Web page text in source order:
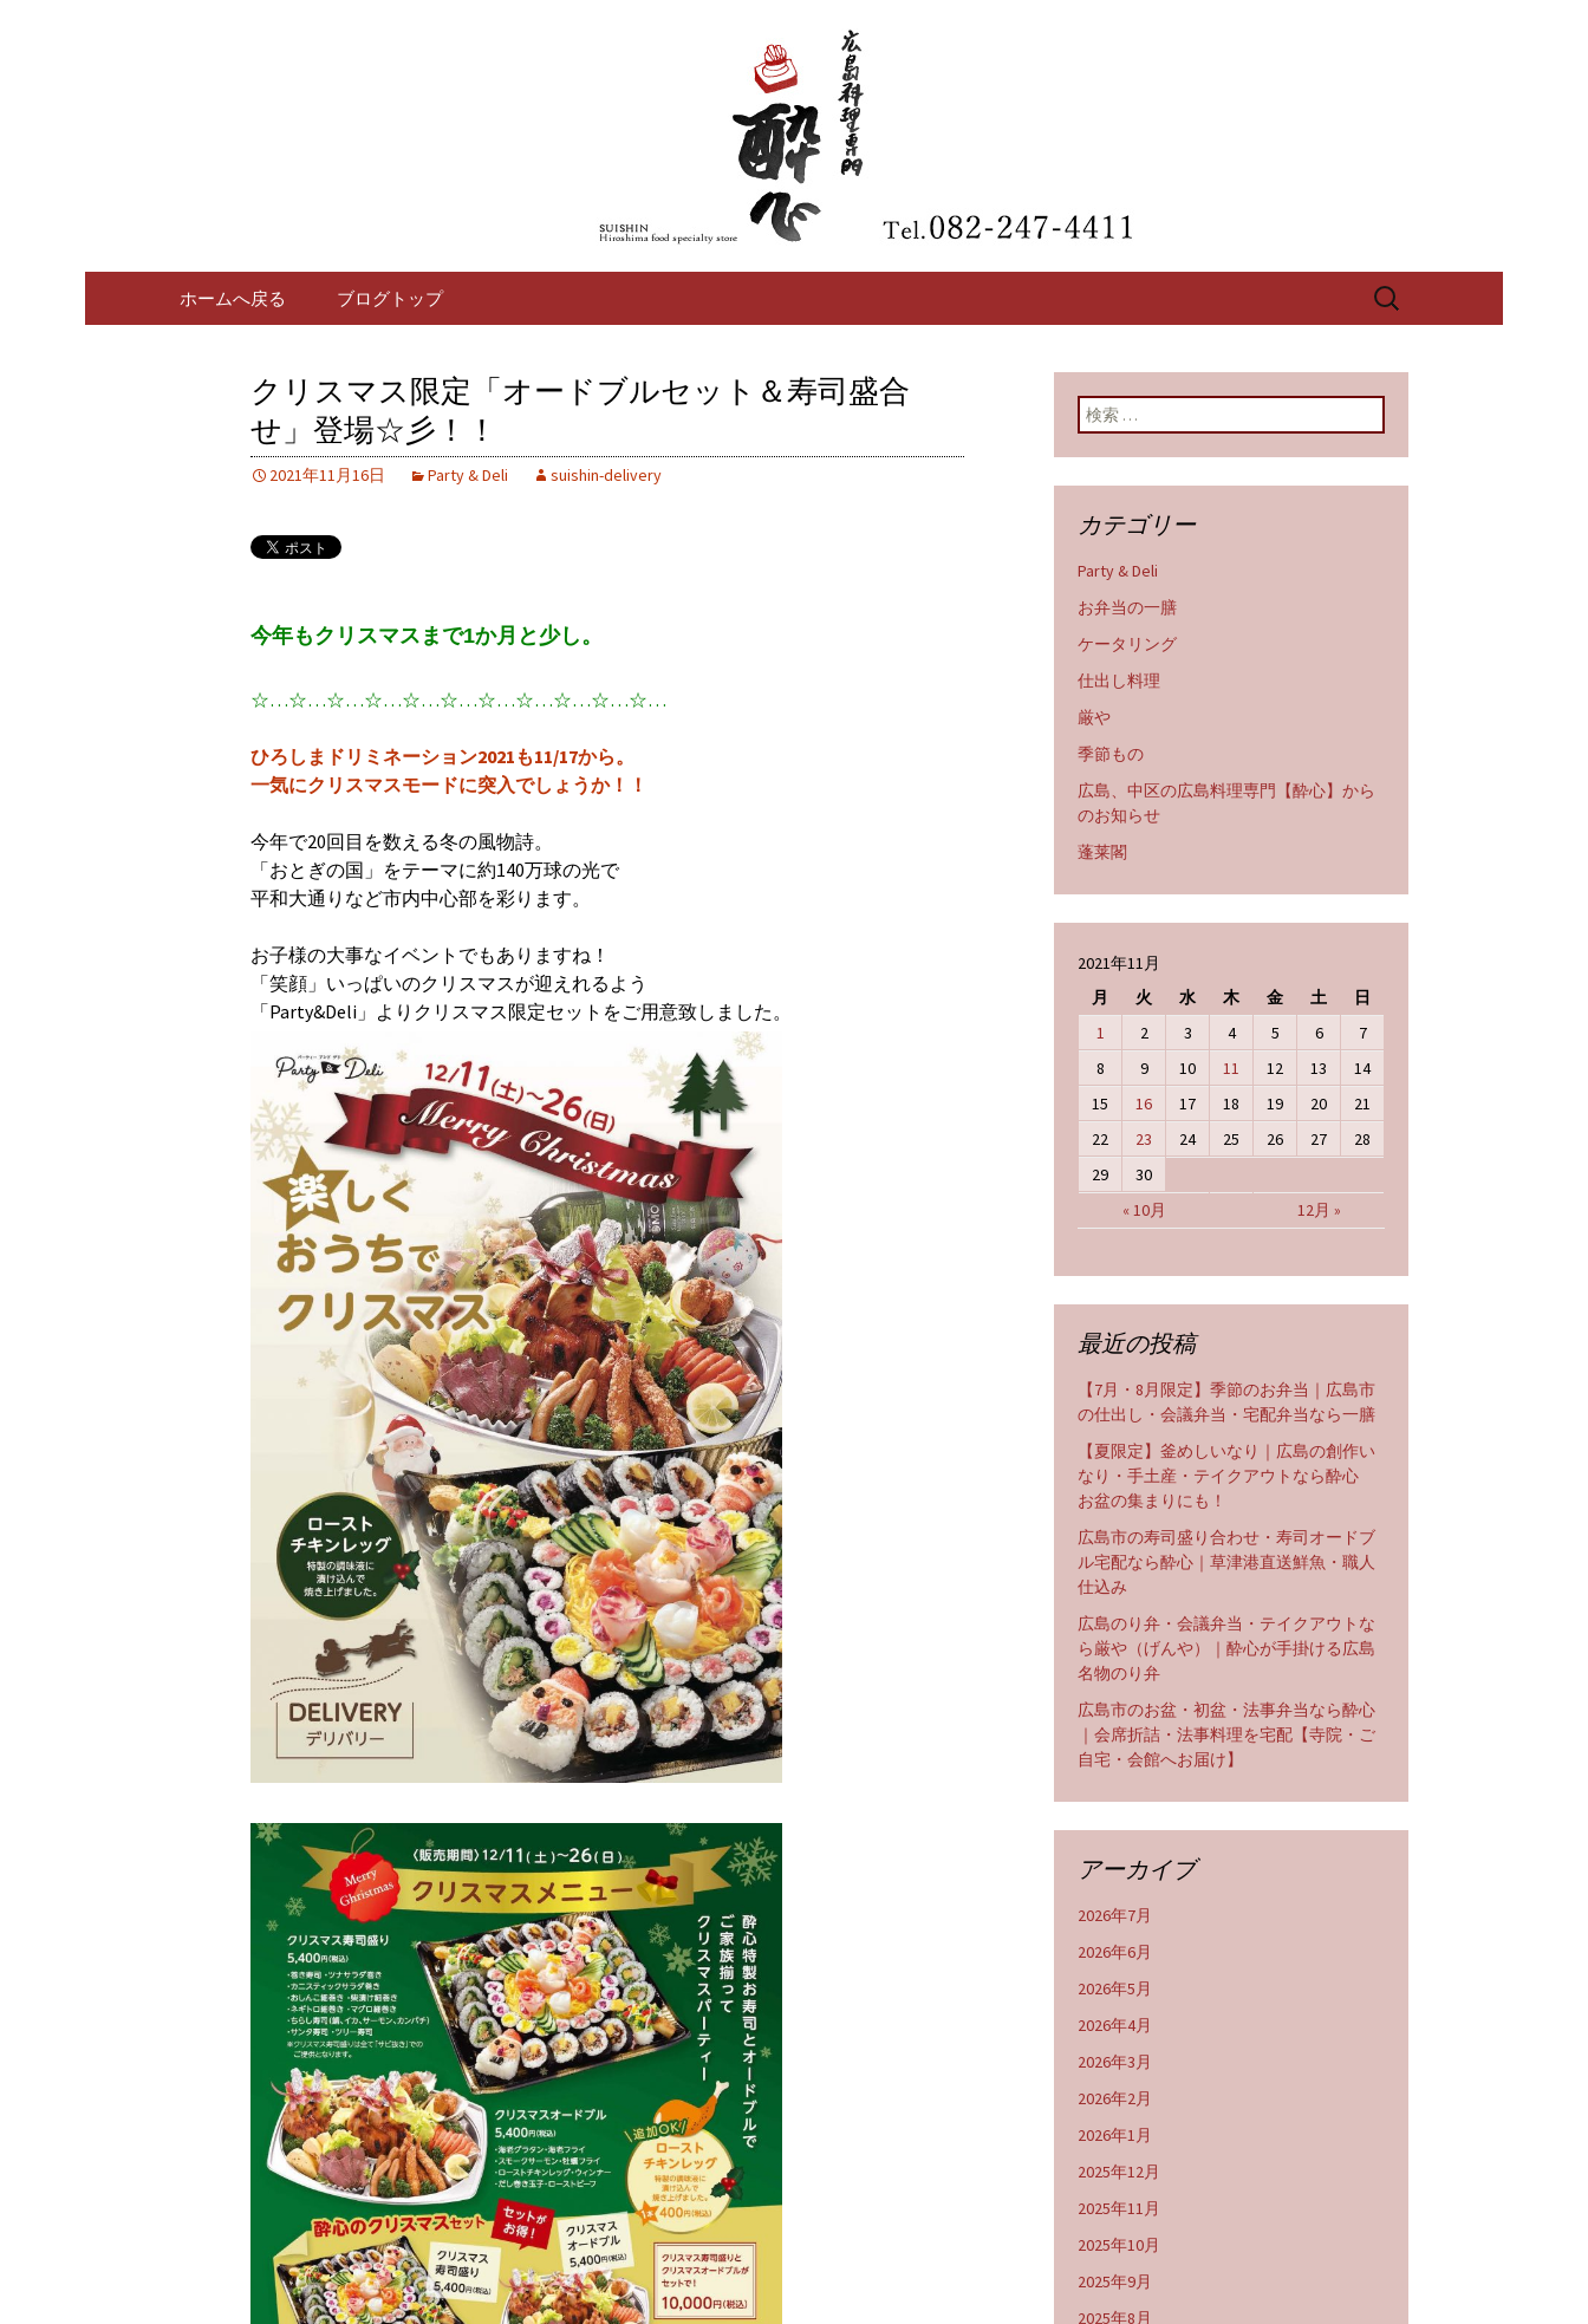
広島、中区の広島料理専門【酔心】のブ
コンテンツへ移動
ホームへ戻る ブログトップ
検
クリスマス限定「オードブルセット＆寿司盛合
せ」登場☆彡！！
2021年11月16日 Party & Deli suishin-delivery
今年もクリスマスまで1か月と少し。
☆…☆…☆…☆…☆…☆…☆…☆…☆…☆…☆…
ひろしまドリミネーション2021も11/17から。
一気にクリスマスモードに突入でしょうか！！
今年で20回目を数える冬の風物詩。
「おとぎの国」をテーマに約140万球の光で
平和大通りなど市内中心部を彩ります。
お子様の大事なイベントでもありますね！
「笑顔」いっぱいのクリスマスが迎えれるよう
「Party&Deli」よりクリスマス限定セットをご用意致しました。
検索:
カテゴリー
Party & Deli
お弁当の一膳
ケータリング
仕出し料理
厳や
季節もの
広島、中区の広島料理専門【酔心】から
のお知らせ
蓬莱閣
2021年11月
月
火 水 木 金 土 日
« 10月 12月 »
1 2 3 4 5 6
7
8
9 10 11 12 13
14
15
16 17 18 19 20
21
22
23 24 25 26 27
28
29
30
最近の投稿
【7月・8月限定】季節のお弁当｜広島市
の仕出し・会議弁当・宅配弁当なら一膳
【夏限定】釜めしいなり｜広島の創作い
なり・手土産・テイクアウトなら酔心
お盆の集まりにも！
広島市の寿司盛り合わせ・寿司オードブ
ル宅配なら酔心｜草津港直送鮮魚・職人
仕込み
広島のり弁・会議弁当・テイクアウトな
ら厳や（げんや）｜酔心が手掛ける広島
名物のり弁
広島市のお盆・初盆・法事弁当なら酔心
｜会席折詰・法事料理を宅配【寺院・ご
自宅・会館へお届け】
アーカイブ
2026年7月
2026年6月
2026年5月
2026年4月
2026年3月
2026年2月
2026年1月
2025年12月
2025年11月
2025年10月
2025年9月
2025年8月